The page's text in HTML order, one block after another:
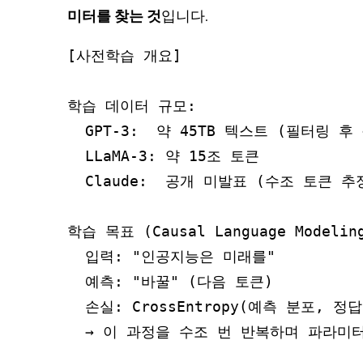
미터를 찾는 것입니다.
[사전학습 개요]
학습 데이터 규모:
GPT-3:  약 45TB 텍스트 (필터링 후
  LLaMA-3: 약 15조 토큰
Claude:  공개 미발표 (수조 토큰 추
학습 목표 (Causal Language
  입력: "인공지능은 미래를"
  예측: "바꿀" (다음 토큰)
손실: CrossEntropy(예측 분포, 정
→ 이 과정을 수조 번 반복하며 파라미